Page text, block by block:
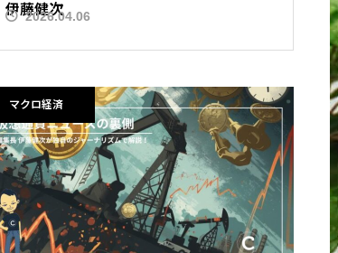
2026.04.06
伊藤健次
ニュース解説
マクロ経済